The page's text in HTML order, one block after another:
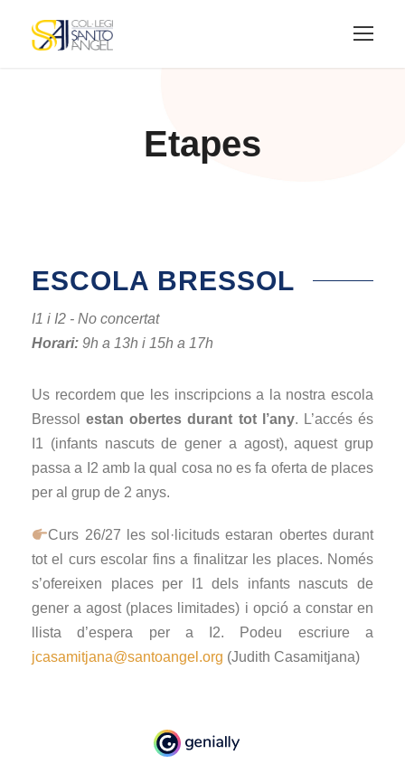
Etapes
ESCOLA BRESSOL
I1 i I2 - No concertat
Horari: 9h a 13h i 15h a 17h
Us recordem que les inscripcions a la nostra escola
Bressolestan obertes durant tot l’any. L’accés és
I1 (infants nascuts de gener a agost), aquest grup
passa a I2 amb la qual cosa no es fa oferta de places
per al grup de 2 anys.
Curs 26/27 les sol·licituds estaran obertes durant
tot el curs escolar fins a finalitzar les places. Només
s’ofereixen places per I1 dels infants nascuts de
gener a agost (places limitades) i opció a constar en
llista d’espera per a I2. Podeu escriure a
jcasamitjana@santoangel.org (Judith Casamitjana)